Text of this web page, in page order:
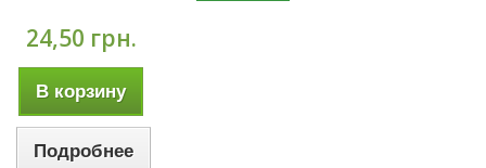
24,50 грн.
В корзину
Подробнее